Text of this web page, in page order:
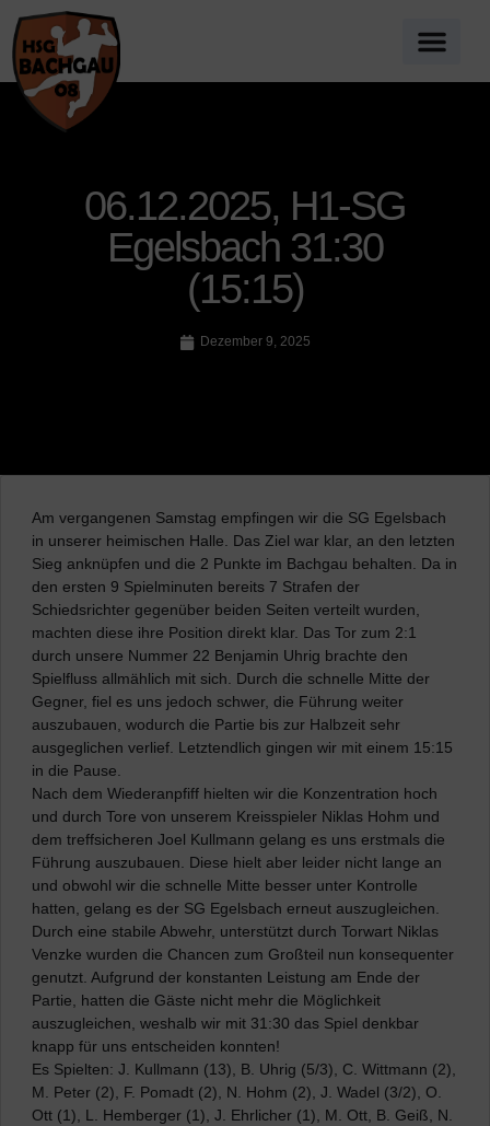
06.12.2025, H1-SG
Egelsbach 31:30
(15:15)
Dezember 9, 2025
Am vergangenen Samstag empfingen wir die SG Egelsbach
in unserer heimischen Halle. Das Ziel war klar, an den letzten
Sieg anknüpfen und die 2 Punkte im Bachgau behalten. Da in
den ersten 9 Spielminuten bereits 7 Strafen der
Schiedsrichter gegenüber beiden Seiten verteilt wurden,
machten diese ihre Position direkt klar. Das Tor zum 2:1
durch unsere Nummer 22 Benjamin Uhrig brachte den
Spielfluss allmählich mit sich. Durch die schnelle Mitte der
Gegner, fiel es uns jedoch schwer, die Führung weiter
auszubauen, wodurch die Partie bis zur Halbzeit sehr
ausgeglichen verlief. Letztendlich gingen wir mit einem 15:15
in die Pause.
Nach dem Wiederanpfiff hielten wir die Konzentration hoch
und durch Tore von unserem Kreisspieler Niklas Hohm und
dem treffsicheren Joel Kullmann gelang es uns erstmals die
Führung auszubauen. Diese hielt aber leider nicht lange an
und obwohl wir die schnelle Mitte besser unter Kontrolle
hatten, gelang es der SG Egelsbach erneut auszugleichen.
Durch eine stabile Abwehr, unterstützt durch Torwart Niklas
Venzke wurden die Chancen zum Großteil nun konsequenter
genutzt. Aufgrund der konstanten Leistung am Ende der
Partie, hatten die Gäste nicht mehr die Möglichkeit
auszugleichen, weshalb wir mit 31:30 das Spiel denkbar
knapp für uns entscheiden konnten!
Es Spielten: J. Kullmann (13), B. Uhrig (5/3), C. Wittmann (2),
M. Peter (2), F. Pomadt (2), N. Hohm (2), J. Wadel (3/2), O.
Ott (1), L. Hemberger (1), J. Ehrlicher (1), M. Ott, B. Geiß, N.